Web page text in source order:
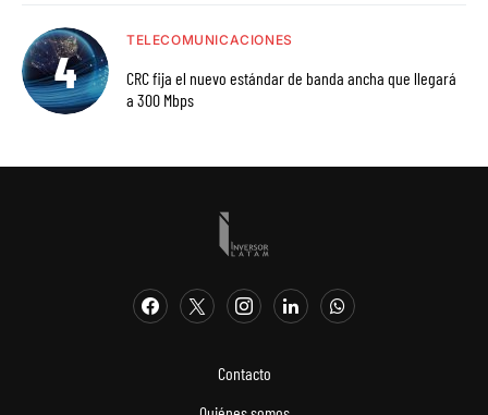
TELECOMUNICACIONES
CRC fija el nuevo estándar de banda ancha que llegará
a 300 Mbps
Contacto